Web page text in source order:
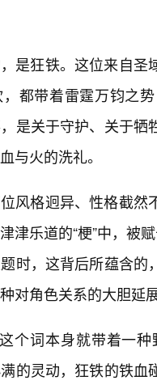
是狂铁。这位来自
都带着雷霆万钧之
是关于守护、关于
与火的洗礼。
风格迥异、性格截
津乐道的“梗”中，被
时，这背后所蕴含
对角色关系的大胆延
个词本身就带着一
的灵动，狂铁的铁